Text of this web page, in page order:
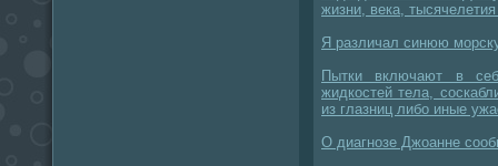
жизни, века,
Я различал синюю
Пытки включают в
жидкостей тела,
из глазниц либо иные
О диагнозе Джоанне